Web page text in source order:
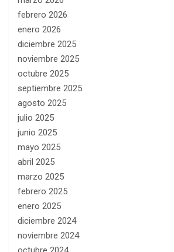
febrero 2026
enero 2026
diciembre 2025
noviembre 2025
octubre 2025
septiembre 2025
agosto 2025
julio 2025
junio 2025
mayo 2025
abril 2025
marzo 2025
febrero 2025
enero 2025
diciembre 2024
noviembre 2024